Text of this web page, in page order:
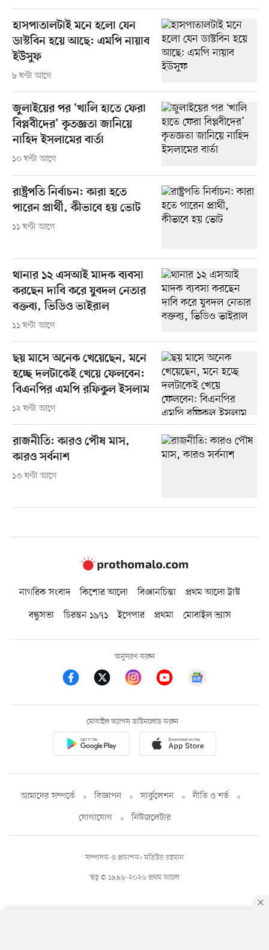
হাসপাতালটাই মনে হলো যেন
ডাস্টবিন হয়ে আছে: এমপি নায়াব
ইউসুফ
৮ ঘণ্টা আগে
জুলাইয়ের পর ‘খালি হাতে ফেরা
বিপ্লবীদের’ কৃতজ্ঞতা জানিয়ে
নাহিদ ইসলামের বার্তা
১০ ঘণ্টা আগে
রাষ্ট্রপতি নির্বাচন: কারা হতে
পারেন প্রার্থী, কীভাবে হয় ভোট
১১ ঘণ্টা আগে
থানার ১২ এসআই মাদক ব্যবসা
করছেন দাবি করে যুবদল নেতার
বক্তব্য, ভিডিও ভাইরাল
১১ ঘণ্টা আগে
ছয় মাসে অনেক খেয়েছেন, মনে
হচ্ছে দলটাকেই খেয়ে ফেলবেন:
বিএনপির এমপি রফিকুল ইসলাম
১২ ঘণ্টা আগে
রাজনীতি: কারও পৌষ মাস,
কারও সর্বনাশ
১৩ ঘণ্টা আগে
নাগরিক সংবাদ কিশোর আলো বিজ্ঞানচিন্তা
প্রথম আলো ট্রাস্ট
বন্ধুসভা
চিরন্তন ১৯৭১ ইপেপার প্রথমা মোবাইল ভ্যাস
অনুসরণ করুন
মোবাইল অ্যাপস ডাউনলোড করুন
আমাদের সম্পর্কে বিজ্ঞাপন সার্কুলেশন
নীতি ও শর্ত
যোগাযোগ
নিউজলেটার
স্বত্ব © ১৯৯৮-২০২৬ প্রথম আলো
সম্পাদক ও প্রকাশক: মতিউর রহমান